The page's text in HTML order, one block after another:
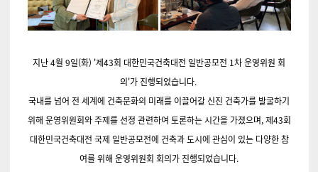
지난 4월 9일(화) '제43회 대한민국건축대전 일반공모전 1차 운영위원 회
의'가 진행되었습니다.
국내를 넘어 전 세계에 건축문화의 미래를 이끌어갈 신진 건축가를 발굴하기
위해 운영위원회와 주제를 선정 관련하여 토론하는 시간을 가졌으며, 제43회
대한민국건축대전 국제 일반공모전에 건축과 도시에 관심이 있는 다양한 참
여를 위해 운영위원회 회의가 진행되었습니다.